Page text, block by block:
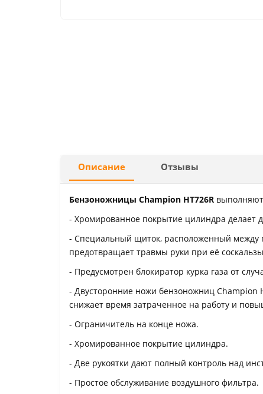
Описание Отзывы
Бензоножницы Champion HT726R
- Хромированное покрытие цилиндра делает
- Специальный щиток, расположенный между
предотвращает травмы руки при её
- Предусмотрен блокиратор курка газа от
- Двусторонние ножи бензоножниц Champion
снижает время затраченное на работу и
- Ограничитель на конце ножа.
- Хромированное покрытие цилиндра.
- Две рукоятки дают полный контроль над
- Простое обслуживание воздушного фильтра.